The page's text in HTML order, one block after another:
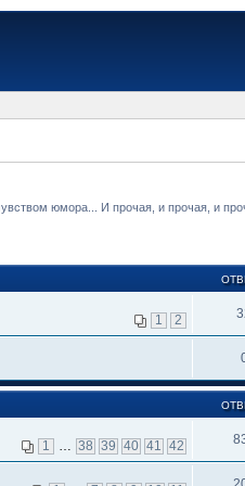
юмора... И прочая, и прочая, и
1 2
1 38 39 40 41 42